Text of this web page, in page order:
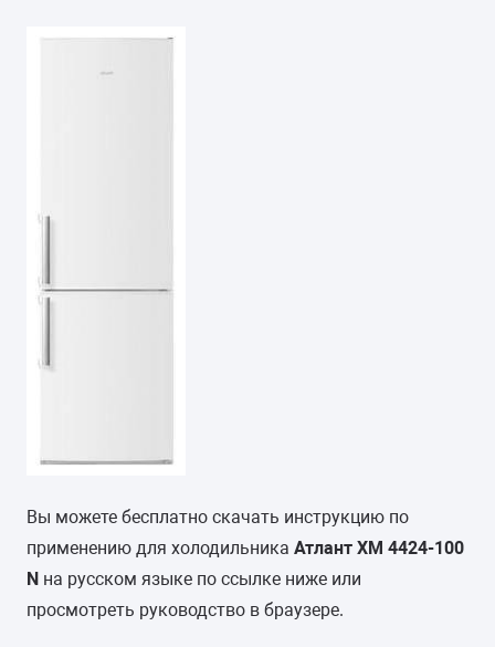
Вы можете бесплатно скачать инструкцию по
применению для холодильника Атлант ХМ 4424-100
N на русском языке по ссылке ниже или
просмотреть руководство в браузере.